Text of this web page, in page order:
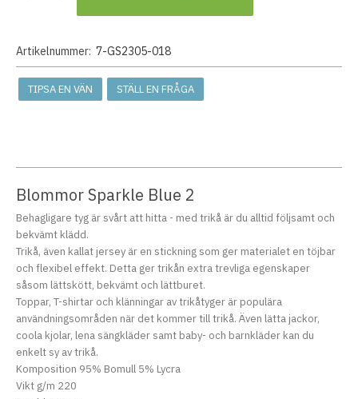
Artikelnummer: 7-GS2305-018
TIPSA EN VÄN STÄLL EN FRÅGA
Blommor Sparkle Blue 2
Behagligare tyg är svårt att hitta - med trikå är du alltid följsamt och
bekvämt klädd.
Trikå, även kallat jersey är en stickning som ger materialet en töjbar
och flexibel effekt. Detta ger trikån extra trevliga egenskaper
såsom lättskött, bekvämt och lättburet.
Toppar, T-shirtar och klänningar av trikåtyger är populära
användningsområden när det kommer till trikå. Även lätta jackor,
coola kjolar, lena sängkläder samt baby- och barnkläder kan du
enkelt sy av trikå.
Komposition 95% Bomull 5% Lycra
Vikt g/m 220